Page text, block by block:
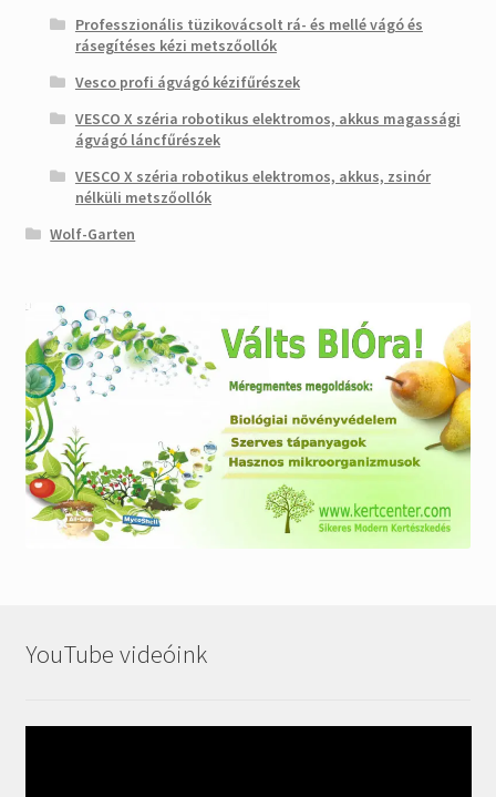
Professzionális tüzikovácsolt rá- és mellé vágó és
rásegítéses kézi metszőollók
Vesco profi ágvágó kézifűrészek
VESCO X széria robotikus elektromos, akkus magassági
ágvágó láncfűrészek
VESCO X széria robotikus elektromos, akkus, zsinór
nélküli metszőollók
Wolf-Garten
YouTube videóink